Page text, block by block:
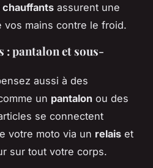
chauffants assurent une
vos mains contre le froid.
: pantalon et sous-
aussi à des
un pantalon ou des
se connectent
votre moto via un relais et
sur tout votre corps.